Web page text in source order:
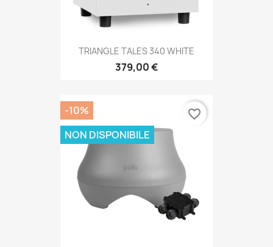
TRIANGLE TALES 340 WHITE
379,00 €
-10%
NON DISPONIBILE
favorite_border